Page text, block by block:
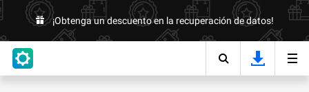
¡Obtenga un descuento en la recuperación de datos!